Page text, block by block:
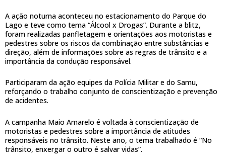
A ação noturna aconteceu no estacionamento do Parque do
Lago e teve como tema “Álcool x Drogas”. Durante a blitz,
foram realizadas panfletagem e orientações aos motoristas e
pedestres sobre os riscos da combinação entre substâncias e
direção, além de informações sobre as regras de trânsito e a
importância da condução responsável.
Participaram da ação equipes da Polícia Militar e do Samu,
reforçando o trabalho conjunto de conscientização e prevenção
de acidentes.
A campanha Maio Amarelo é voltada à conscientização de
motoristas e pedestres sobre a importância de atitudes
responsáveis no trânsito. Neste ano, o tema trabalhado é “No
trânsito, enxergar o outro é salvar vidas”.